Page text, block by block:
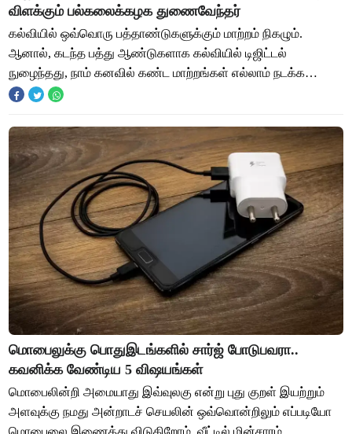
விளக்கும் பல்கலைக்கழக துணைவேந்தர்
கல்வியில் ஒவ்வொரு பத்தாண்டுகளுக்கும் மாற்றம் நிகழும்.
ஆனால், கடந்த பத்து ஆண்டுகளாக கல்வியில் டிஜிட்டல்
நுழைந்தது, நாம் கனவில் கண்ட மாற்றங்கள் எல்லாம் நடக்க
ஆரம்பித்துவிட்டன. உயர்கல்வியில் டிஜிட்டல்மய
மொபைலுக்கு பொதுஇடங்களில் சார்ஜ் போடுபவரா..
கவனிக்க வேண்டிய 5 விஷயங்கள்
மொபைலின்றி அமையாது இவ்வுலகு என்று புது குறள் இயற்றும்
அளவுக்கு நமது அன்றாடச் செயலின் ஒவ்வொன்றிலும் எப்படியோ
மொபைலை இணைத்து விடுகிறோம். வீட்டில் மின்சாரம்